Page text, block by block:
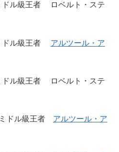
ドル級王者 ロベルト・ステ
ドル級王者 アルツール・ア
ドル級王者 ロベルト・ステ
ドル級王者 アルツール・ア